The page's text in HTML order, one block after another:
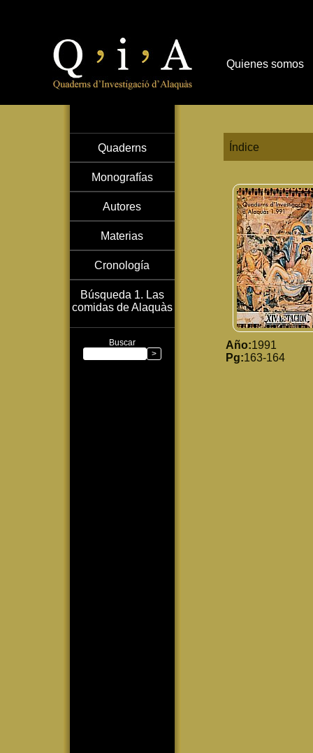
Quaderns
Monografías
Autores
Materias
Cronología
Búsqueda 1. Las
comidas de Alaquàs
Buscar
Índice
Año:1991
Pg:163-164
Quienes somos